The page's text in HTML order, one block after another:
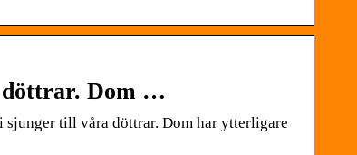
döttrar. Dom …
till våra döttrar. Dom har ytterligare